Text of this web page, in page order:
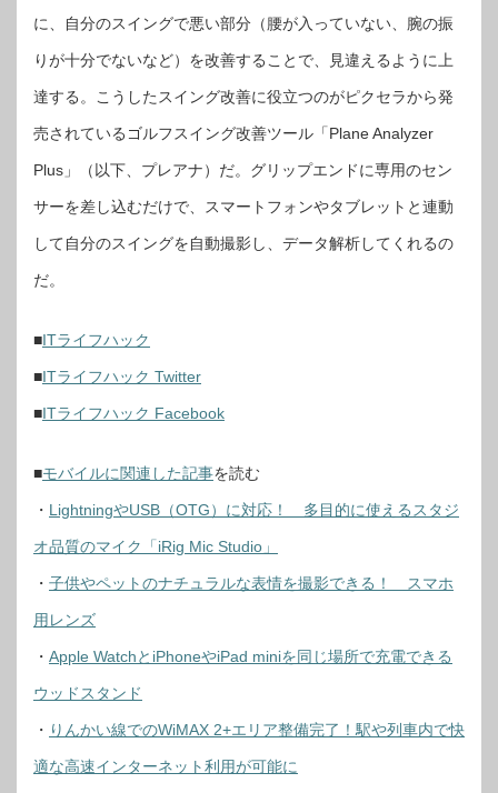
に、自分のスイングで悪い部分（腰が入っていない、腕の振
りが十分でないなど）を改善することで、見違えるように上
達する。こうしたスイング改善に役立つのがピクセラから発
売されているゴルフスイング改善ツール「Plane Analyzer
Plus」（以下、プレアナ）だ。グリップエンドに専用のセン
サーを差し込むだけで、スマートフォンやタブレットと連動
して自分のスイングを自動撮影し、データ解析してくれるの
だ。
■ITライフハック
■ITライフハック Twitter
■ITライフハック Facebook
■モバイルに関連した記事を読む
・ LightningやUSB（OTG）に対応！ 多目的に使えるスタジ
オ品質のマイク「iRig Mic Studio」
・ 子供やペットのナチュラルな表情を撮影できる！ スマホ
用レンズ
・ Apple WatchとiPhoneやiPad miniを同じ場所で充電できる
ウッドスタンド
・ りんかい線でのWiMAX 2+エリア整備完了！駅や列車内で快
適な高速インターネット利用が可能に